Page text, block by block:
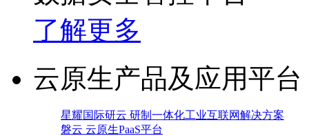
了解更多
云原生产品及应用平台
星耀国际研云 研制一体化工业互联网解决方案
磐云 云原生PaaS平台